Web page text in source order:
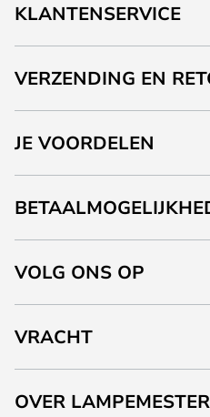
KLANTENSERVICE
VERZENDING EN
JE VOORDELEN
VOLG ONS OP
VRACHT
OVER